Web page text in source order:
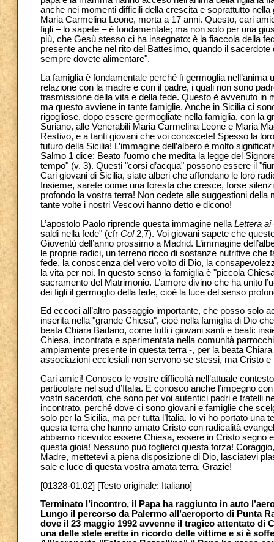
anche nei momenti difficili della crescita e soprattutto
Maria Carmelina Leone, morta a 17 anni. Questo, cari
figli – lo sapete – è fondamentale; ma non solo per una
più, che Gesù stesso ci ha insegnato: è la fiaccola della
presente anche nel rito del Battesimo, quando il
sempre dovete alimentare".
La famiglia è fondamentale perché lì germoglia
relazione con la madre e con il padre, i quali non sono
trasmissione della vita e della fede. Questo è avvenuto in
ma questo avviene in tante famiglie. Anche in Sicilia ci
rigogliose, dopo essere germogliate nella famiglia, con la
Suriano, alle Venerabili Maria Carmelina Leone e Maria
Restivo, e a tanti giovani che voi conoscete! Spesso la
futuro della Sicilia! L’immagine dell’albero è molto
Salmo 1 dice: Beato l’uomo che medita la legge del
tempo" (v. 3). Questi "corsi d’acqua" possono essere il
Cari giovani di Sicilia, siate alberi che affondano le loro
Insieme, sarete come una foresta che cresce, forse
profondo la vostra terra! Non cedete alle suggestioni
tante volte i nostri Vescovi hanno detto e dicono!
L’apostolo Paolo riprende questa immagine nella Lettera ai
saldi nella fede" (cfr Col2,7). Voi giovani sapete che
Gioventù dell’anno prossimo a Madrid. L’immagine
le proprie radici, un terreno ricco di sostanze nutritive che
fede, la conoscenza del vero volto di Dio, la
la vita per noi. In questo senso la famiglia è "piccola
sacramento del Matrimonio. L’amore divino che ha unito
dei figli il germoglio della fede, cioè la luce del senso
Ed eccoci all’altro passaggio importante, che posso solo
inserita nella "grande Chiesa", cioè nella famiglia di Dio
beata Chiara Badano, come tutti i giovani santi e beati:
Chiesa, incontrata e sperimentata nella comunità
ampiamente presente in questa terra -, per la beata
associazioni ecclesiali non servono se stessi, ma Cristo e
Cari amici! Conosco le vostre difficoltà nell’attuale
particolare nel sud d’Italia. E conosco anche l’impegno
vostri sacerdoti, che sono per voi autentici padri e fratelli
incontrato, perché dove ci sono giovani e famiglie che
solo per la Sicilia, ma per tutta l’Italia. Io vi ho portato
questa terra che hanno amato Cristo con radicalità
abbiamo ricevuto: essere Chiesa, essere in Cristo segno
questa gioia! Nessuno può toglierci questa forza!
Madre, mettetevi a piena disposizione di Dio, lasciatevi
sale e luce di questa vostra amata terra. Grazie!
[01328-01.02] [Testo originale: Italiano]
Terminato l’incontro, il Papa ha raggiunto in auto
Lungo il percorso da Palermo all’aeroporto di Punta
dove il 23 maggio 1992 avvenne il tragico attentato di
una delle stele erette in ricordo delle vittime e si è